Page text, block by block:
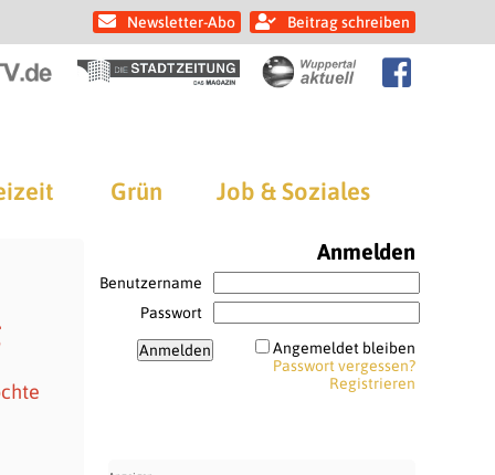
Newsletter-Abo Beitrag schreiben
Grün Job & Soziales
Anmelden
Benutzername
Passwort
Angemeldet bleiben
Passwort vergessen?
Registrieren